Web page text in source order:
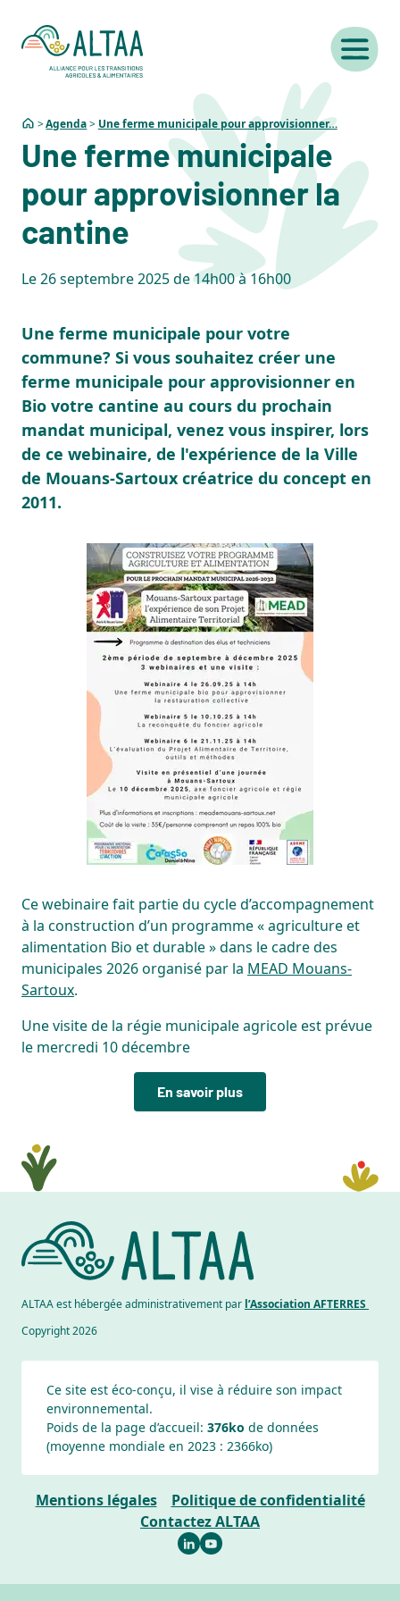
Agenda Une ferme municipale pour approvisionner…
Une ferme municipale
pour approvisionner la
cantine
Le 26 septembre 2025 de 14h00 à 16h00
Une ferme municipale pour votre
commune? Si vous souhaitez créer une
ferme municipale pour approvisionner en
Bio votre cantine au cours du prochain
mandat municipal, venez vous inspirer, lors
de ce webinaire, de l'expérience de la Ville
de Mouans-Sartoux créatrice du concept en
2011.
Ce webinaire fait partie du cycle d’accompagnement
à la construction d’un programme « agriculture et
alimentation Bio et durable » dans le cadre des
municipales 2026 organisé par la MEAD Mouans-
Sartoux.
Une visite de la régie municipale agricole est prévue
le mercredi 10 décembre
En savoir plus
ALTAA est hébergée administrativement par l’Association AFTERRES
Copyright 2026
Ce site est éco-conçu, il vise à réduire son impact
environnemental.
Poids de la page d’accueil: 376ko de données
(moyenne mondiale en 2023 : 2366ko)
Mentions légales
Politique de confidentialité
Contactez ALTAA